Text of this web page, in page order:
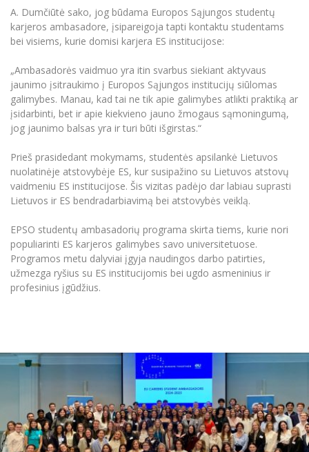
Korupcijos prevencija
Bendruomenės gerovė
Darbuotojų kvalifikacijos kėlimas
Intranetas
eDVS
Microsoft Office 365
Pagalbos sistema
Profesinė sąjunga
Kontaktų paieška
A. Dumčiūtė sako, jog būdama Europos Sąjungos studentų
karjeros ambasadore, įsipareigoja tapti kontaktu studentams
bei visiems, kurie domisi karjera ES institucijose:
„Ambasadorės vaidmuo yra itin svarbus siekiant aktyvaus
jaunimo įsitraukimo į Europos Sąjungos institucijų siūlomas
galimybes. Manau, kad tai ne tik apie galimybes atlikti praktiką ar
įsidarbinti, bet ir apie kiekvieno jauno žmogaus sąmoningumą,
jog jaunimo balsas yra ir turi būti išgirstas.“
Prieš prasidedant mokymams, studentės apsilankė Lietuvos
nuolatinėje atstovybėje ES, kur susipažino su Lietuvos atstovų
vaidmeniu ES institucijose. Šis vizitas padėjo dar labiau suprasti
Lietuvos ir ES bendradarbiavimą bei atstovybės veiklą.
EPSO studentų ambasadorių programa skirta tiems, kurie nori
populiarinti ES karjeros galimybes savo universitetuose.
Programos metu dalyviai įgyja naudingos darbo patirties,
užmezga ryšius su ES institucijomis bei ugdo asmeninius ir
profesinius įgūdžius.